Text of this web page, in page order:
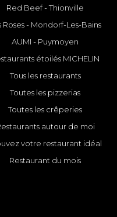
Red Beef - Thionville
Roses - Mondorf-Les-Bains
AUMI - Puymoyen
étoilés MICHELIN
Tous les restaurants
Toutes les pizzerias
Toutes les crêperies
autour de moi
votre restaurant idéal
Restaurant du mois